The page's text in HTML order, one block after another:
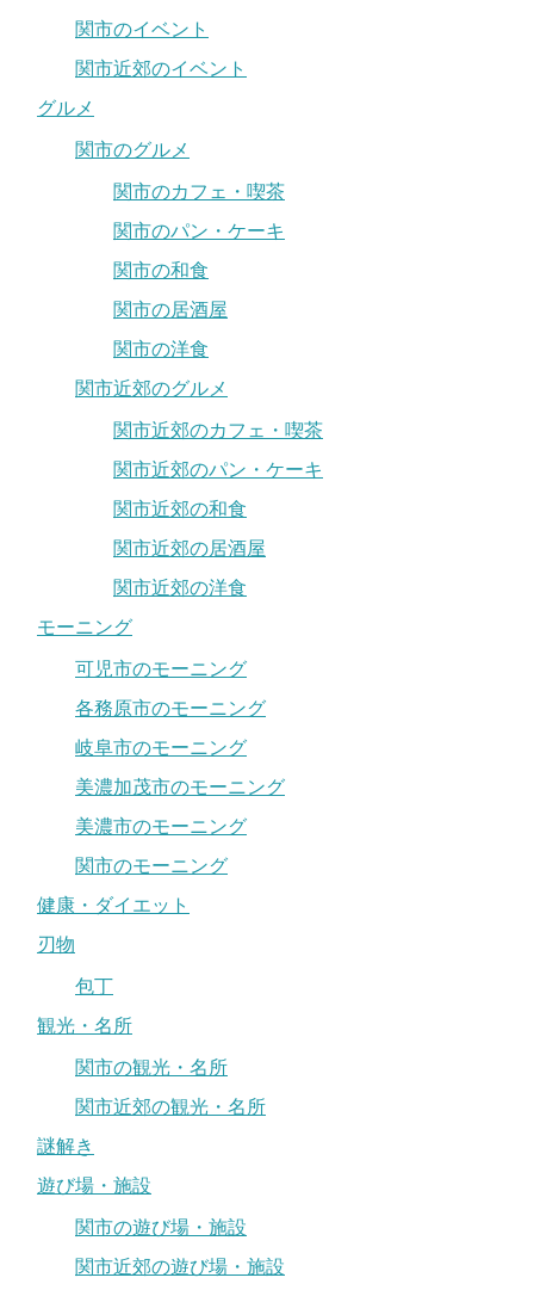
関市のイベント
関市近郊のイベント
グルメ
関市のグルメ
関市のカフェ・喫茶
関市のパン・ケーキ
関市の和食
関市の居酒屋
関市の洋食
関市近郊のグルメ
関市近郊のカフェ・喫茶
関市近郊のパン・ケーキ
関市近郊の和食
関市近郊の居酒屋
関市近郊の洋食
モーニング
可児市のモーニング
各務原市のモーニング
岐阜市のモーニング
美濃加茂市のモーニング
美濃市のモーニング
関市のモーニング
健康・ダイエット
刃物
包丁
観光・名所
関市の観光・名所
関市近郊の観光・名所
謎解き
遊び場・施設
関市の遊び場・施設
関市近郊の遊び場・施設